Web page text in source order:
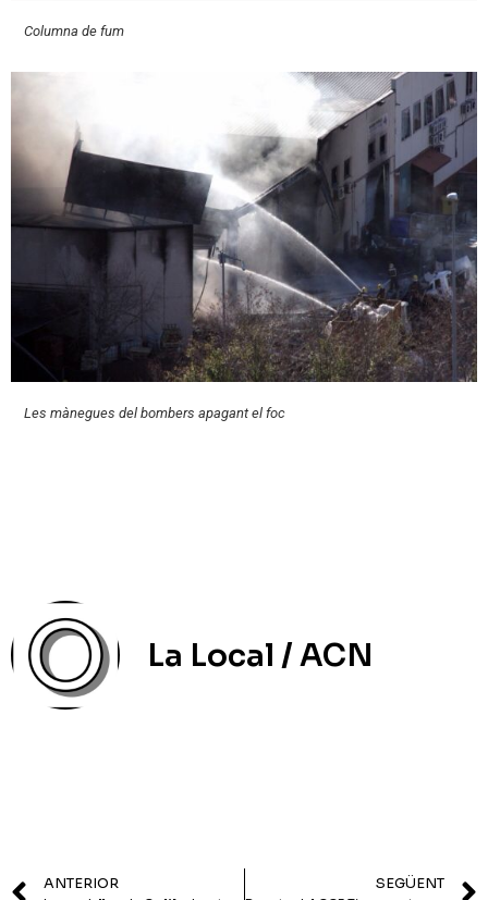
Columna de fum
Les mànegues del bombers apagant el foc
La Local / ACN
ANTERIOR SEGÜENT